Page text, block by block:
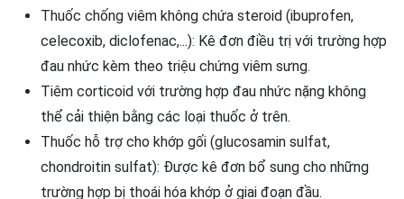
Thuốc chống viêm không chứa steroid (ibuprofen,
celecoxib, diclofenac,...): Kê đơn điều trị với trường hợp
đau nhức kèm theo triệu chứng viêm sưng.
Tiêm corticoid với trường hợp đau nhức nặng không
thể cải thiện bằng các loại thuốc ở trên.
Thuốc hỗ trợ cho khớp gối (glucosamin sulfat,
chondroitin sulfat): Được kê đơn bổ sung cho những
trường hợp bị thoái hóa khớp ở giai đoạn đầu.